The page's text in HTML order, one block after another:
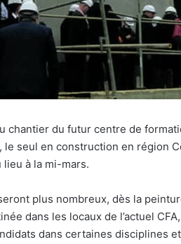
chantier du futur centre de
seul en construction en région
à la mi-mars.
plus nombreux, dès la
dans les locaux de l’actuel
dans certaines disciplines